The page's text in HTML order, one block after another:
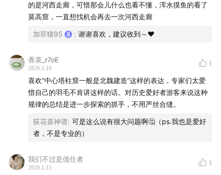
三皇五帝时期：窜三苗于三危
夏商周：周穆王西巡
23:38 春秋战国：月氏乌孙和匈奴
西汉：汉武帝列四郡据两关
魏晋南北朝—西晋
魏晋南北朝-五胡十六国历史及画塑特点：本生故
43:26 魏晋南北朝-北朝-北魏时期历史及画塑特点：中心
的是河西走廊，可惜那会儿什么也看不懂，浑水摸鱼的看了
莫高窟，一直想找机会再去一次河西走廊
加菲猫95 : 谢谢喜欢，建议收到～♥️
香菜_r7oE
2026.1.16
1
喜欢“中心塔柱窟一般是北魏建造”这样的表达，专家们太爱
惜自己的羽毛不肯讲这样的话。对历史爱好者游客来说这种
规律的总结是进一步探索的抓手，不用严丝合缝。
荻花喜神谱: 可是这么说有很大问题啊🤔（ps.我也是爱好
者，不是专业的）
我们不过是借住者
2026.1.15
1